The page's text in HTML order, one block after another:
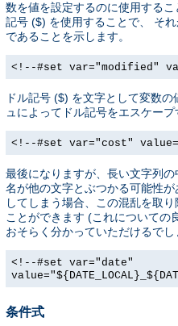
数を値を設定するのに使用する
記号 ($) を使用することで、 そ
であることを示します。
<!--#set var="modified"
ドル記号 ($) を文字として変数
ュによってドル記号をエスケープ
<!--#set var="cost"
最後になりますが、長い文字列
名が他の文字とぶつかる可能性
してしまう場合、この混乱を取
ことができます (これについての
おそらく分かっていただけるでし
<!--#set var="date"
条件式